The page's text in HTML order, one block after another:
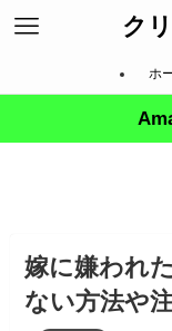
ク
ホ
嫁に嫌われ
ない方法や